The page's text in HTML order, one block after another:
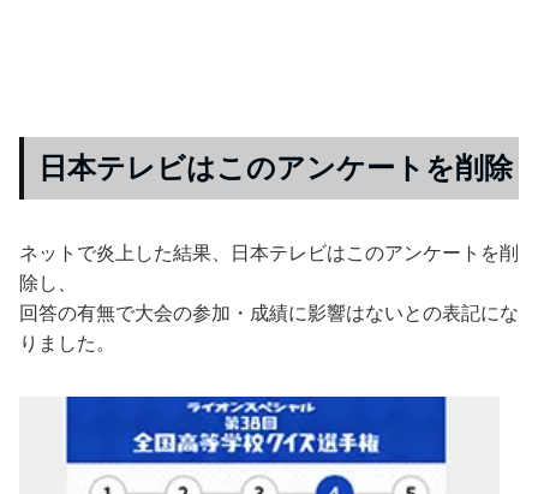
日本テレビはこのアンケートを削除
ネットで炎上した結果、日本テレビはこのアンケートを削
除し、
回答の有無で大会の参加・成績に影響はないとの表記にな
りました。